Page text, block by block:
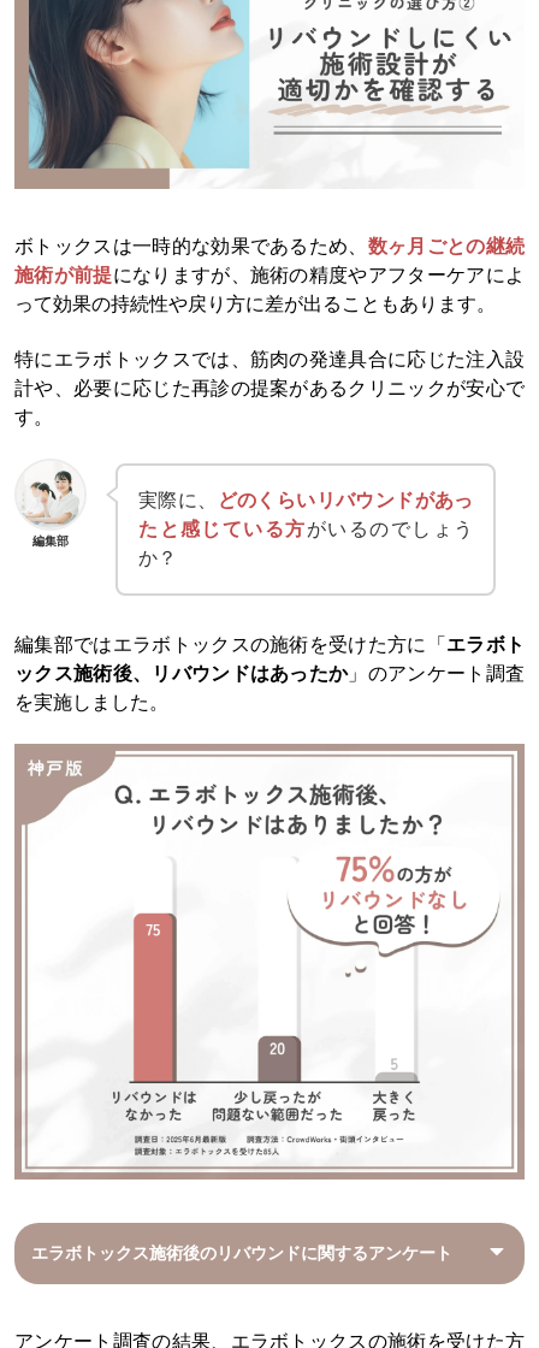
ボトックスは一時的な効果であるため、 数ヶ月ごとの継続
施術が前提になりますが、施術の精度やアフターケアによ
って効果の持続性や戻り方に差が出ることもあります。
特にエラボトックスでは、筋肉の発達具合に応じた注入設
計や、必要に応じた再診の提案があるクリニックが安心で
す。
編集部
実際に、
どのくらいリバウンドがあっ
たと感じている方がいるのでしょう
か？
編集部ではエラボトックスの施術を受けた方に「 エラボト
ックス施術後、リバウンドはあったか」のアンケート調査
を実施しました。
エラボトックス施術後のリバウンドに関するアンケート
アンケート調査の結果、エラボトックスの施術を受けた方